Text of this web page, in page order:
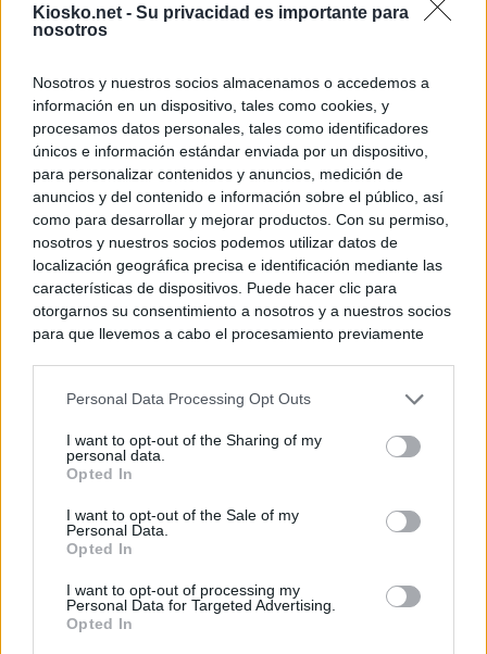
Kiosko.net - Su privacidad es importante para
nosotros
Nosotros y nuestros socios almacenamos o accedemos a
información en un dispositivo, tales como cookies, y
procesamos datos personales, tales como identificadores
únicos e información estándar enviada por un dispositivo,
para personalizar contenidos y anuncios, medición de
anuncios y del contenido e información sobre el público, así
como para desarrollar y mejorar productos. Con su permiso,
nosotros y nuestros socios podemos utilizar datos de
localización geográfica precisa e identificación mediante las
características de dispositivos. Puede hacer clic para
otorgarnos su consentimiento a nosotros y a nuestros socios
para que llevemos a cabo el procesamiento previamente
negar su consentimiento. Tenga en cuenta que algún
de su consentimiento, pero usted tiene el derecho de
rechazar tal procesamiento. Sus preferencias se aplicarán
cualquier momento entrando de nuevo en este sitio web o
visitando nuestra política de privacidad.
Personal Data Processing Opt Outs
I want to opt-out of the Sharing of my
personal data.
Opted In
I want to opt-out of the Sale of my
Personal Data.
Opted In
I want to opt-out of processing my
Personal Data for Targeted Advertising.
Opted In